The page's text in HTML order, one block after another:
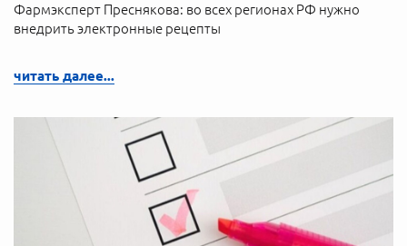
Фармэксперт Преснякова: во всех регионах РФ нужно
внедрить электронные рецепты
читать далее...